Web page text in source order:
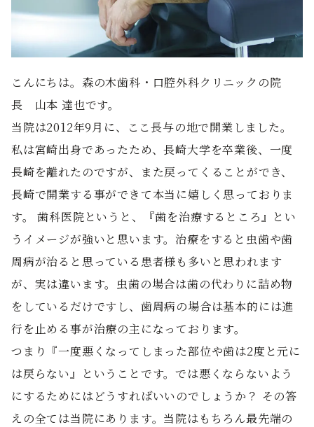
こんにちは。森の木歯科・口腔外科クリニックの院
長 山本 達也です。
当院は2012年9月に、ここ長与の地で開業しました。
私は宮崎出身であったため、長崎大学を卒業後、一度
長崎を離れたのですが、また戻ってくることができ、
長崎で開業する事ができて本当に嬉しく思っておりま
す。 歯科医院というと、『歯を治療するところ』とい
うイメージが強いと思います。治療をすると虫歯や歯
周病が治ると思っている患者様も多いと思われます
が、実は違います。虫歯の場合は歯の代わりに詰め物
をしているだけですし、歯周病の場合は基本的には進
行を止める事が治療の主になっております。
つまり『一度悪くなってしまった部位や歯は2度と元に
は戻らない』ということです。では悪くならないよう
にするためにはどうすればいいのでしょうか？ その答
えの全ては当院にあります。当院はもちろん最先端の